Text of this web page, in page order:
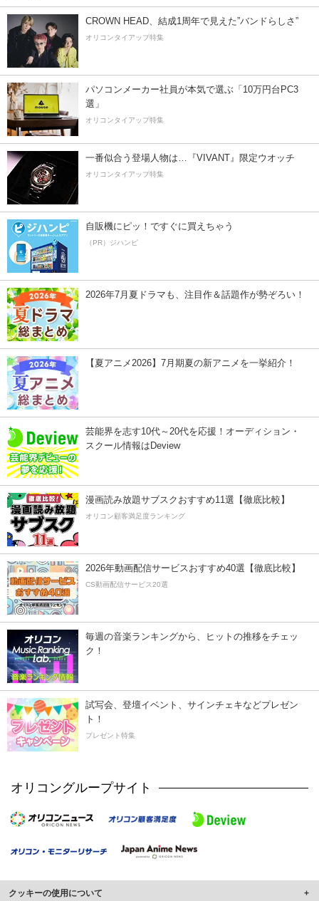
CROWN HEAD、結成1周年で見えた”バンドらしさ”
オリコンタイアップ特集
パソコンメーカー社員が本気で選ぶ「10万円台PC3
選」
オリコンタイアップ特集
一番似合う登場人物は…『VIVANT』限定ウオッチ
オリコンタイアップ特集
自販機にピッ！ですぐに買えちゃう
（PR）ジハンピ
2026年7月夏ドラマも、注目作＆話題作が勢ぞろい！
【夏アニメ2026】7月期夏の新アニメを一挙紹介！
芸能界を志す10代～20代を応援！オーディション・
スクール情報はDeview
漫画読み放題サブスクおすすめ11選【徹底比較】
オリコン顧客満足度ランキング
2026年動画配信サービスおすすめ40選【徹底比較】
CS動画配信サービス20選
毎週の音楽ランキングから、ヒットの推移をチェッ
ク！
試写会、登壇イベント、サインチェキなどプレゼン
ト！
プレゼント特集
オリコングループサイト
クッキーの使用について